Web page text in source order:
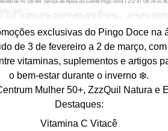
exclusivas do Pingo Doce na
de 3 de fevereiro a 2 de março,
vitaminas, suplementos e artigos
o bem-estar durante o inverno ❄️.
Mulher 50+, ZzzQuil Natura e
Destaques:
Vitamina C Vitacê